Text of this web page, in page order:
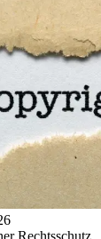
Rechtsschutz